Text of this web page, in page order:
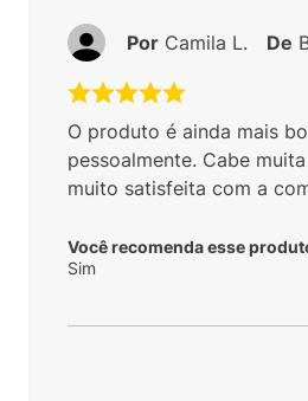
O produto é ainda mais
pessoalmente. Cabe
muito satisfeita com a
Você recomenda esse
Sim
Por Camila L. De